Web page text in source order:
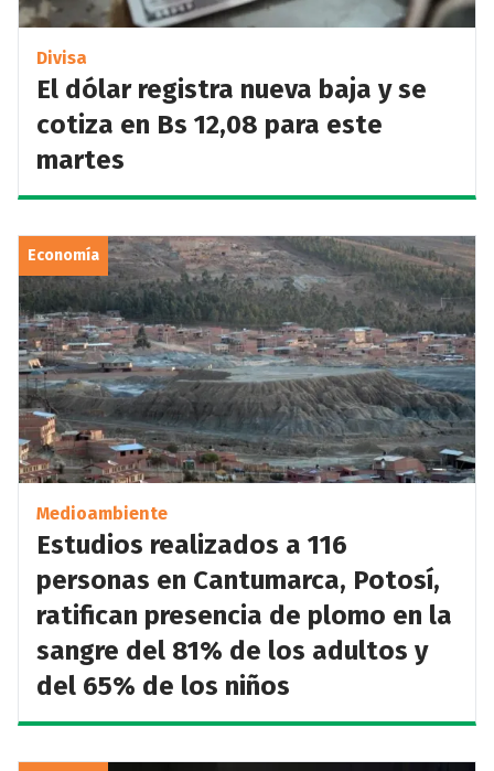
Divisa
El dólar registra nueva baja y se
cotiza en Bs 12,08 para este
martes
Economía
Medioambiente
Estudios realizados a 116
personas en Cantumarca, Potosí,
ratifican presencia de plomo en la
sangre del 81% de los adultos y
del 65% de los niños